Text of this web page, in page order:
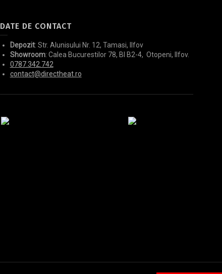
DATE DE CONTACT
Depozit: Str. Alunisului Nr. 12, Tamasi, Ilfov
Showroom: Calea Bucurestilor 78, Bl B2-4, Otopeni, Ilfov.
0787.342.742
contact@directheat.ro